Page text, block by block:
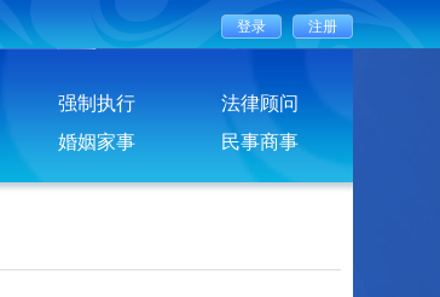
强制执行
法律顾问
婚姻家事 民事商事